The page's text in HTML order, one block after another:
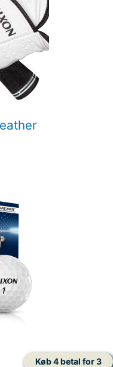
Køb 4 betal for 3